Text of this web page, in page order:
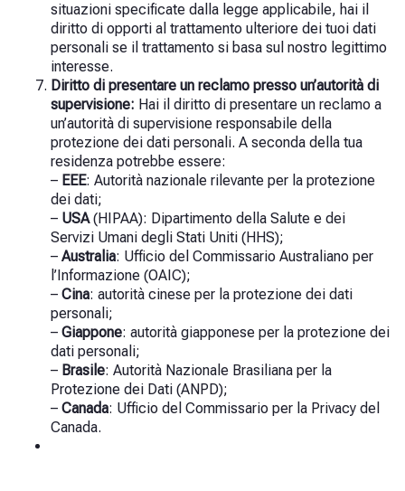
situazioni specificate dalla legge applicabile, hai il
diritto di opporti al trattamento ulteriore dei tuoi dati
personali se il trattamento si basa sul nostro legittimo
interesse.
Diritto di presentare un reclamo presso un’autorità di
supervisione: Hai il diritto di presentare un reclamo a
un’autorità di supervisione responsabile della
protezione dei dati personali. A seconda della tua
residenza potrebbe essere:
– EEE: Autorità nazionale rilevante per la protezione
dei dati;
– USA(HIPAA): Dipartimento della Salute e dei
Servizi Umani degli Stati Uniti (HHS);
– Australia: Ufficio del Commissario Australiano per
l’Informazione (OAIC);
– Cina: autorità cinese per la protezione dei dati
personali;
– Giappone: autorità giapponese per la protezione dei
dati personali;
– Brasile: Autorità Nazionale Brasiliana per la
Protezione dei Dati (ANPD);
– Canada: Ufficio del Commissario per la Privacy del
Canada.